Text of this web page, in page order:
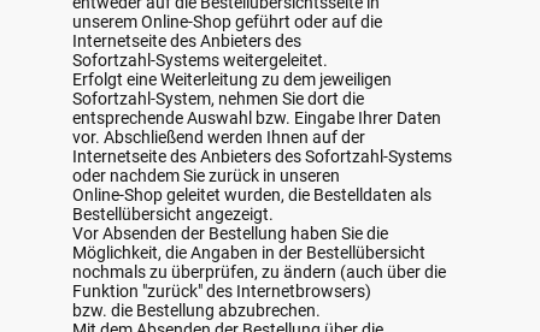
unserem Online-Shop geführt oder auf die
Internetseite des Anbieters des
Sofortzahl-Systems weitergeleitet.
Erfolgt eine Weiterleitung zu dem jeweiligen
Sofortzahl-System, nehmen Sie dort die
entsprechende Auswahl bzw. Eingabe Ihrer Daten
vor. Abschließend werden Ihnen auf der
Internetseite des Anbieters des Sofortzahl-Systems
oder nachdem Sie zurück in unseren
Online-Shop geleitet wurden, die Bestelldaten als
Bestellübersicht angezeigt.
Vor Absenden der Bestellung haben Sie die
Möglichkeit, die Angaben in der Bestellübersicht
nochmals zu überprüfen, zu ändern (auch über die
Funktion "zurück" des Internetbrowsers)
bzw. die Bestellung abzubrechen.